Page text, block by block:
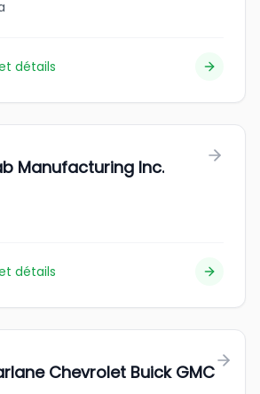
détails
Manufacturing Inc.
détails
Chevrolet Buick GMC